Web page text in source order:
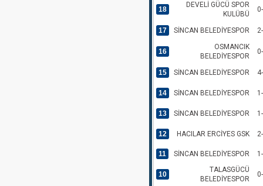
18
DEVELİ GÜCÜ SPOR
KULÜBÜ
17 SİNCAN BELEDİYESPOR
16
OSMANCIK
BELEDİYESPOR
15 SİNCAN BELEDİYESPOR
14 SİNCAN BELEDİYESPOR
13 SİNCAN BELEDİYESPOR
12 HACILAR ERCİYES GSK
11 SİNCAN BELEDİYESPOR
10
TALASGÜCÜ
BELEDİYESPOR